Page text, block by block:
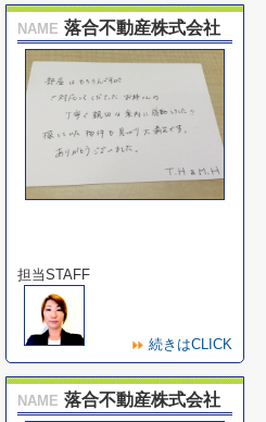
NAME 落合不動産株式会社
担当STAFF
続きはCLICK
NAME 落合不動産株式会社